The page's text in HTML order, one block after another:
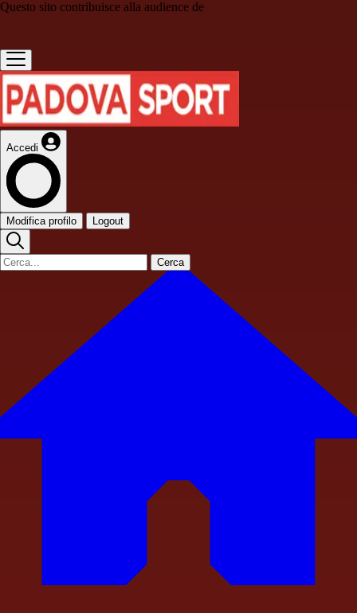
Questo sito contribuisce alla audience de
Accedi
Modifica profilo Logout
Cerca